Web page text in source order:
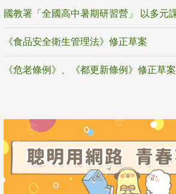
《食品安全衛生管理法》修正草案
《危老條例》、《都更新條例》修正草案